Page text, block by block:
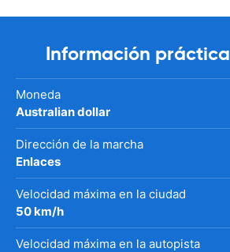
Información práctica
Moneda
Australian dollar
Dirección de la marcha
Enlaces
Velocidad máxima en la ciudad
50 km/h
Velocidad máxima en la autopista